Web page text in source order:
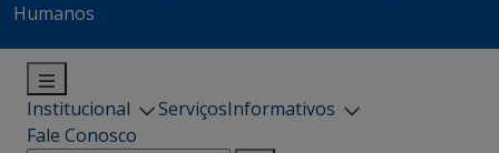
Humanos
Institucional ServiçosInformativos
Fale Conosco